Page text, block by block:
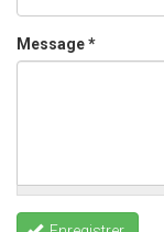
Message*